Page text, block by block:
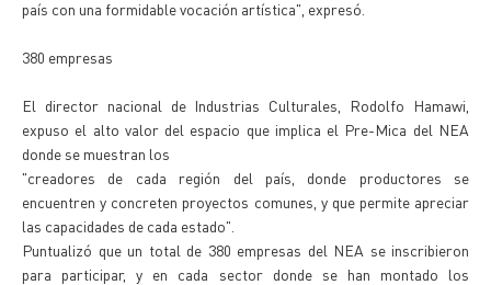
país con una formidable vocación artística", expresó.
380 empresas
El director nacional de Industrias Culturales, Rodolfo Hamawi,
expuso el alto valor del espacio que implica el Pre-Mica del NEA
donde se muestran los
"creadores de cada región del país, donde productores se
encuentren y concreten proyectos comunes, y que permite apreciar
las capacidades de cada estado".
Puntualizó que un total de 380 empresas del NEA se inscribieron
para participar, y en cada sector donde se han montado los